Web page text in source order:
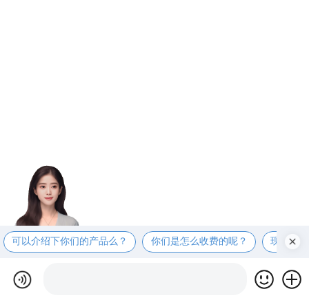
可以介绍下你们的产品么？ 你们是怎么收费的呢？ 现在有